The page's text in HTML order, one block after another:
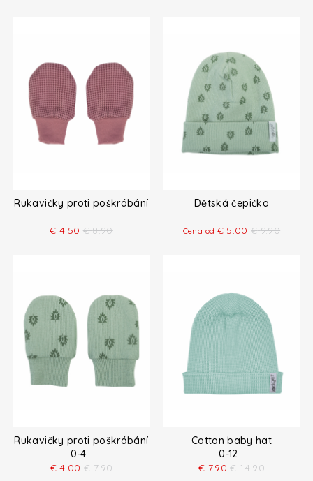
Rukavičky proti poškrábání
€ 4.50 € 8.90
Dětská čepička
Cena od € 5.00 € 9.90
Rukavičky proti poškrábání
0-4
€ 4.00 € 7.90
Cotton baby hat
0-12
€ 7.90 € 14.90